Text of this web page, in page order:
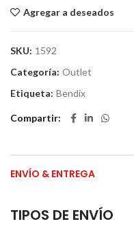
Agregar a deseados
SKU: 1592
Categoría: Outlet
Etiqueta: Bendix
Compartir
ENVÍO & ENTREGA
TIPOS DE ENVÍO